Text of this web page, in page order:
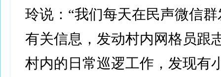
玲说：“我们每天在民声微信
有关信息，发动村内网格员跟
村内的日常巡逻工作，发现有